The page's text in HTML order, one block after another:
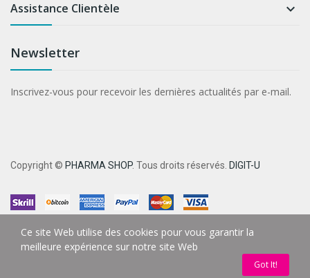
Assistance Clientèle 
Newsletter
Inscrivez-vous pour recevoir les dernières actualités par e-mail.
Copyright © PHARMA SHOP. Tous droits réservés. DIGIT-U
Ce site Web utilise des cookies pour vous garantir la
meilleure expérience sur notre site Web
Got It!